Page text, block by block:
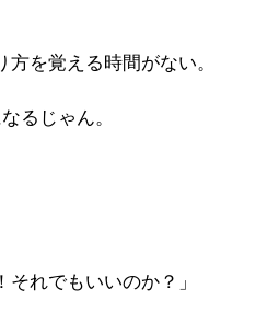
を覚える時間がない。
るじゃん。
れでもいいのか？」